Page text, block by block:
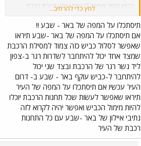
כביש מהיר אפשר לעשות שמה תחנת רכבת
שתהיה כמו רכבת הפרברים ב-תל אביב למשל
סתם דוגמא למשל כמו הרכבת בתוך כביש איילון
ב-תל אביב שהתחנות שלה נימצאות מעל ב-גשרים
מעל הכביש
לחץ כדי להרחיב...
תיסתכלו על המפה של באר - שבע !!
אם תיסתכלו על המפה של באר -שבע תיראו
שאפשר לסלול כביש כזה צמוד למסילת הרכבת
שמצד אחד יכול להיתחבר לשדרות רגר ב-צפון
ליד גשר רגר של הרכבת ובצד שני יכול
להיתחבר ל-כביש עוקף באר - שבע ב- דרום
העיר עכשיו אם תיסתכלו על המפה של העיר
תיראו שאפשר לעשות שכל תחנות הרכבת יוכלו
להיות מימול הכביש ואפשר יהיה לקרוא לזה
נתיבי איילון של באר -שבע עם כל התחנות
רכבת של העיר